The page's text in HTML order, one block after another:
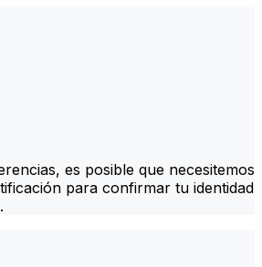
es posible que necesitemos
para confirmar tu identidad